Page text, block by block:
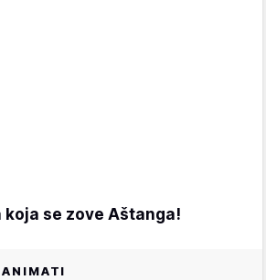
koja se zove Aštanga!